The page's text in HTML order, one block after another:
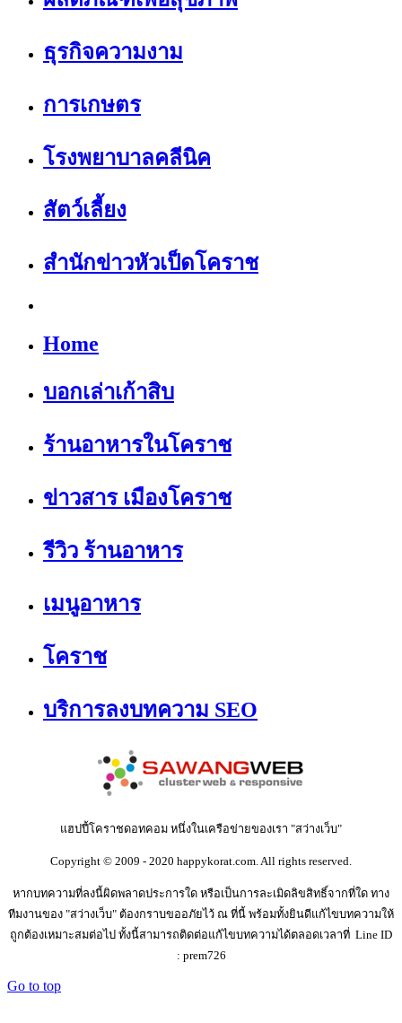
ธุรกิจความงาม
การเกษตร
โรงพยาบาลคลีนิค
สัตว์เลี้ยง
สำนักข่าวหัวเป็ดโคราช
Home
บอกเล่าเก้าสิบ
ร้านอาหารในโคราช
ข่าวสาร เมืองโคราช
รีวิว ร้านอาหาร
เมนูอาหาร
โคราช
บริการลงบทความ SEO
แฮปปี้โคราชดอทคอม หนึ่งในเครือข่ายของเรา "สว่างเว็บ"
Copyright © 2009 - 2020 happykorat.com. All rights reserved.
หากบทความที่ลงนี้ผิดพลาดประการใด หรือเป็นการละเมิดลิขสิทธิ์จากที่ใด ทาง
ทีมงานของ "สว่างเว็บ" ต้องกราบขออภัยไว้ ณ ที่นี้ พร้อมทั้งยินดีแก้ไขบทความให้
ถูกต้องเหมาะสมต่อไป ทั้งนี้สามารถติดต่อแก้ไขบทความได้ตลอดเวลาที่ Line ID
: prem726
Go to top